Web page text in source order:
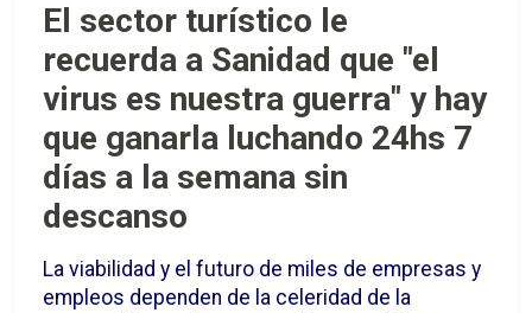
El sector turístico le
recuerda a Sanidad que "el
virus es nuestra guerra" y hay
que ganarla luchando 24hs 7
días a la semana sin
descanso
La viabilidad y el futuro de miles de empresas y
empleos dependen de la celeridad de la